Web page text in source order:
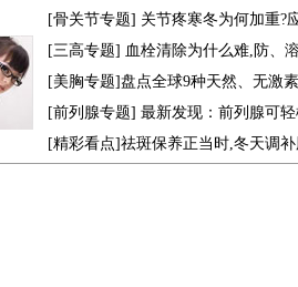
[骨关节专题] 关节疼寒冬为何加重?
[三高专题] 血栓清除为什么难,防、
[美胸专题]盘点全球9种天然、无激
[前列腺专题] 最新发现：前列腺可
[精彩看点]祛斑保养正当时,冬天调